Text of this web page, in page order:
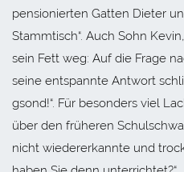
pensionierten Gatten Dieter
Stammtisch“. Auch Sohn
sein Fett weg: Auf die Frage
seine entspannte Antwort
gsond!“. Für besonders viel
über den früheren
nicht wiedererkannte und